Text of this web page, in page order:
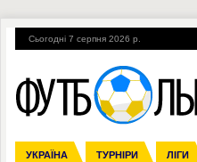
Сьогодні 7 серпня 2026 р.
УКРАЇНА ТУРНІРИ ЛІГИ
Збірна Прем'єр-ліга Перша
Ліга чемпіонів Ліга Європи
ЧС-2014 ЄВРО-2016 Росія
Гарячі теми УПЛ, 1-й тур